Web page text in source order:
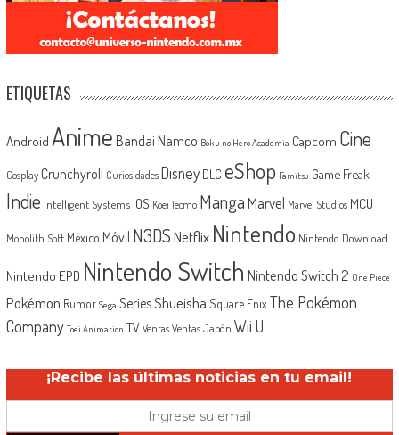
ETIQUETAS
Android Anime Bandai Namco Boku no Hero Academia Capcom Cine
Cosplay Crunchyroll Curiosidades Disney DLC eShop Famitsu Game Freak
Indie Intelligent Systems iOS Koei Tecmo MangaMarvel Marvel Studios MCU
Monolith Soft México Móvil N3DSNetflix Nintendo Nintendo Download
Nintendo EPD Nintendo Switch Nintendo Switch 2 One Piece
Pokémon Rumor Sega SeriesShueisha Square EnixThe Pokémon
Company Toei Animation TV Ventas Ventas Japón Wii U
¡Recibe las últimas noticias en tu email!